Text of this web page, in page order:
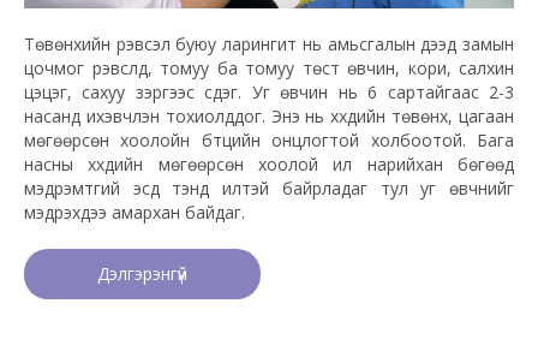
Төвөнхийн үрэвсэл буюу ларингит нь амьсгалын дээд замын
цочмог үрэвслүүд, томуу ба томуу төст өвчин, кори, салхин
цэцэг, сахуу зэргээс үүсдэг. Уг өвчин нь 6 сартайгаас 2-3
насанд ихэвчлэн тохиолддог. Энэ нь хүүхдийн төвөнх, цагаан
мөгөөрсөн хоолойн бүтцийн онцлогтой холбоотой. Бага
насны хүүхдийн мөгөөрсөн хоолой илүү нарийхан бөгөөд
мэдрэмтгий эсүүд тэнд илүүтэй байрладаг тул уг өвчнийг
мэдрэхдээ амархан байдаг.
Дэлгэрэнгүй